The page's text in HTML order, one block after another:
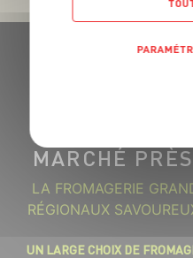
MARCHÉ
LA FROMAGERIE
RÉGIONAUX
UN LARGE CHOIX DE